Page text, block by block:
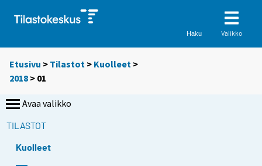
Haku Valikko
Etusivu > Tilastot > Kuolleet >
2018 > 01
Avaa valikko
TILASTOT
Kuolleet